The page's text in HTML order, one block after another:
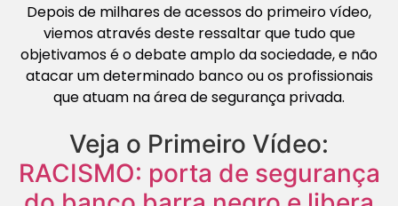
Depois de milhares de acessos do primeiro vídeo,
viemos através deste ressaltar que tudo que
objetivamos é o debate amplo da sociedade, e não
atacar um determinado banco ou os profissionais
que atuam na área de segurança privada.
Veja o Primeiro Vídeo:
RACISMO: porta de segurança